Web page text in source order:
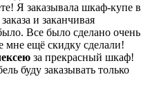
Я заказывала шкаф-купе в
и заканчивая
Все было сделано очень
мне ещё скидку сделали!
за прекрасный шкаф!
буду заказывать только